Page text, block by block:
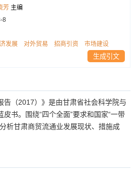
芳 主编
8
发展 对外贸易 招商引资
市场建设
生成引文
告（2017）》是由甘肃省社会科学院与
书。围绕“四个全面”要求和国家“一带
析甘肃商贸流通业发展现状、措施成